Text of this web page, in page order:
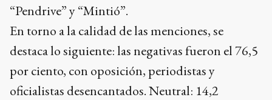
“Pendrive” y “Mintió”.
En torno a la calidad de las menciones, se
destaca lo siguiente: las negativas fueron el 76,5
por ciento, con oposición, periodistas y
oficialistas desencantados. Neutral: 14,2